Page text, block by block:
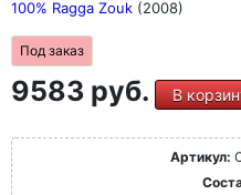
100% Ragga Zouk (2008)
Под заказ
9583 руб. В
Артикул: